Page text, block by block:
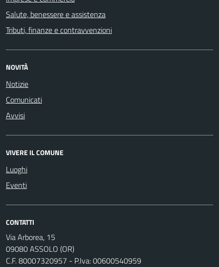
Salute, benessere e assistenza
Tributi, finanze e contravvenzioni
NOVITÀ
Notizie
Comunicati
Avvisi
VIVERE IL COMUNE
Luoghi
Eventi
CONTATTI
Via Arborea, 15
09080 ASSOLO (OR)
C.F. 80007320957 - P.Iva: 00600540959